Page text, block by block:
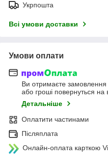
Укрпошта
Всі умови доставки
Умови оплати
Ви отримаєте замовлення
або гроші повернуться на
Детальніше
Оплатити частинами
Післяплата
Онлайн-оплата карткою